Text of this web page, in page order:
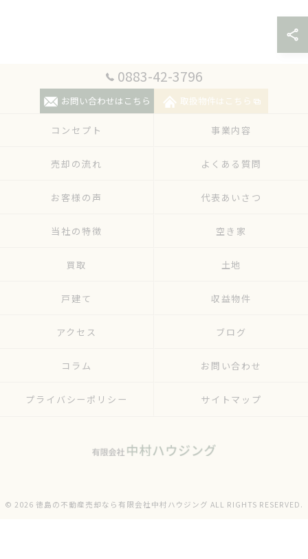
0883-42-3796
お問い合わせはこちら 取扱物件はこちら
コンセプト 事業内容
売却の流れ よくある質問
お客様の声 代表あいさつ
当社の特徴 空き家
買取 土地
戸建て 収益物件
アクセス ブログ
コラム お問い合わせ
プライバシーポリシー サイトマップ
© 2026 徳島の不動産売却なら有限会社中村ハウジング ALL RIGHTS RESERVED.